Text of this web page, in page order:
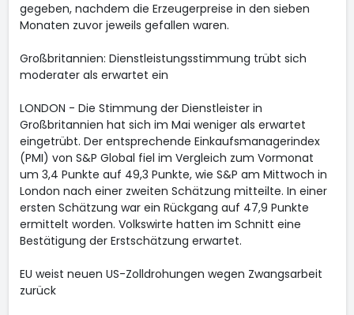
gegeben, nachdem die Erzeugerpreise in den sieben
Monaten zuvor jeweils gefallen waren.
Großbritannien: Dienstleistungsstimmung trübt sich
moderater als erwartet ein
LONDON - Die Stimmung der Dienstleister in
Großbritannien hat sich im Mai weniger als erwartet
eingetrübt. Der entsprechende Einkaufsmanagerindex
(PMI) von S&P Global fiel im Vergleich zum Vormonat
um 3,4 Punkte auf 49,3 Punkte, wie S&P am Mittwoch in
London nach einer zweiten Schätzung mitteilte. In einer
ersten Schätzung war ein Rückgang auf 47,9 Punkte
ermittelt worden. Volkswirte hatten im Schnitt eine
Bestätigung der Erstschätzung erwartet.
EU weist neuen US-Zolldrohungen wegen Zwangsarbeit
zurück